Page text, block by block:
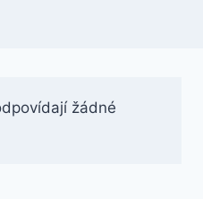
žádné